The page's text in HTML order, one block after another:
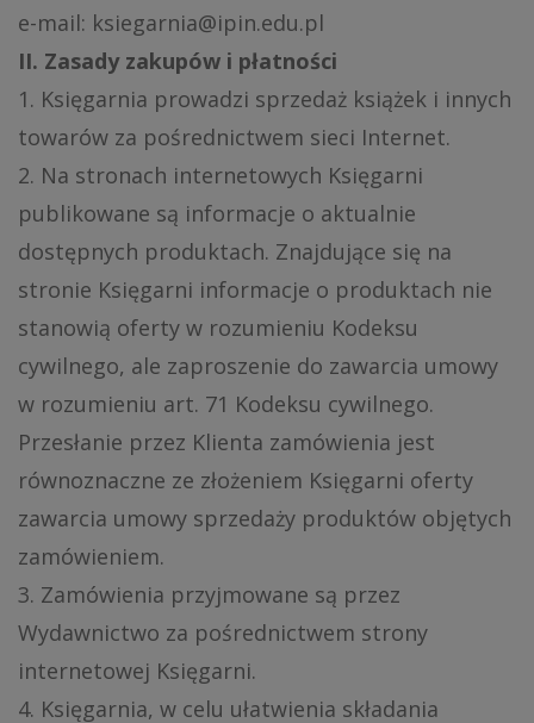
e-mail: ksiegarnia@ipin.edu.pl
II. Zasady zakupów i płatności
1. Księgarnia prowadzi sprzedaż książek i innych
towarów za pośrednictwem sieci Internet.
2. Na stronach internetowych Księgarni
publikowane są informacje o aktualnie
dostępnych produktach. Znajdujące się na
stronie Księgarni informacje o produktach nie
stanowią oferty w rozumieniu Kodeksu
cywilnego, ale zaproszenie do zawarcia umowy
w rozumieniu art. 71 Kodeksu cywilnego.
Przesłanie przez Klienta zamówienia jest
równoznaczne ze złożeniem Księgarni oferty
zawarcia umowy sprzedaży produktów objętych
zamówieniem.
3. Zamówienia przyjmowane są przez
Wydawnictwo za pośrednictwem strony
internetowej Księgarni.
4. Księgarnia, w celu ułatwienia składania